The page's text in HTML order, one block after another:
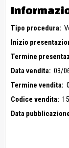
Tipo procedura:
Inizio
Termine
Data vendita: 03/
Termine vendita:
Codice vendita:
Data